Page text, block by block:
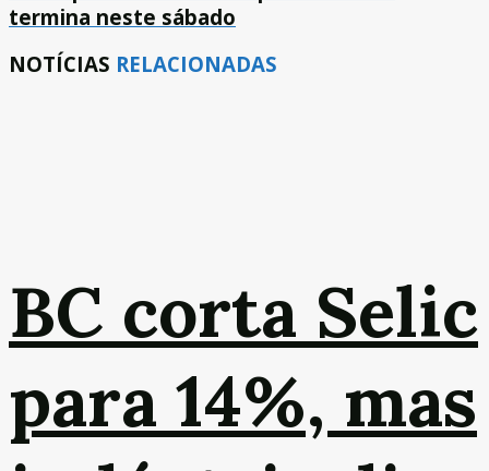
termina neste sábado
NOTÍCIAS RELACIONADAS
BC corta Selic
para 14%, mas